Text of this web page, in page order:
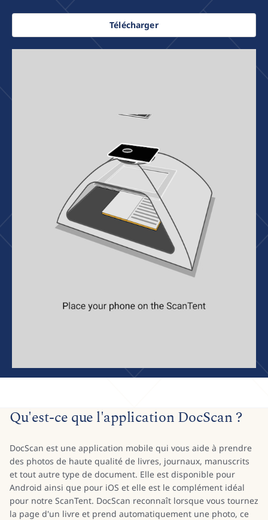
Télécharger
Qu'est-ce que l'application DocScan ?
DocScan est une application mobile qui vous aide à prendre
des photos de haute qualité de livres, journaux, manuscrits
et tout autre type de document. Elle est disponible pour
Android ainsi que pour iOS et elle est le complément idéal
pour notre ScanTent. DocScan reconnaît lorsque vous tournez
la page d'un livre et prend automatiquement une photo, ce